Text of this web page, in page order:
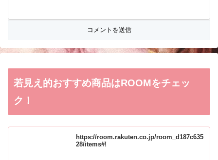
若見え的おすすめ商品はROOMをチェッ
ク！
https://room.rakuten.co.jp/room_d187c635
28/items#!